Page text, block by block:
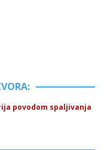
povodom spaljivanja